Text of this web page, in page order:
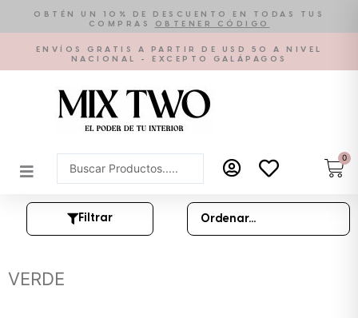
contenido
OBTÉN UN 10% DE DESCUENTO EN TODAS TUS
COMPRAS
OBTENER CÓDIGO
ENVÍOS GRATIS A PARTIR DE USD 50 A NIVEL
NACIONAL - EXCEPTO GALÁPAGOS
Search
...
0
Filtrar
VERDE